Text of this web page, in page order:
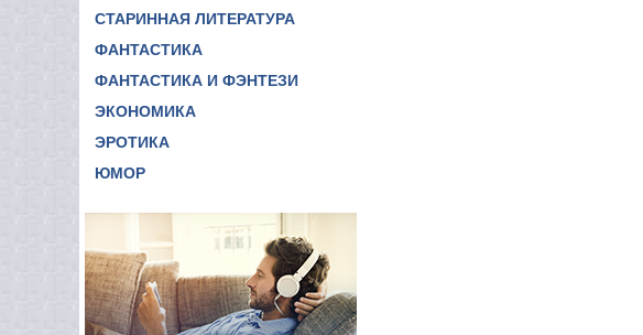
СТАРИННАЯ ЛИТЕРАТУРА
ФАНТАСТИКА
ФАНТАСТИКА И ФЭНТЕЗИ
ЭКОНОМИКА
ЭРОТИКА
ЮМОР